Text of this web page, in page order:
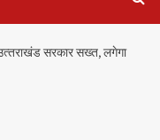
सरकार सख्‍त, लगेगा